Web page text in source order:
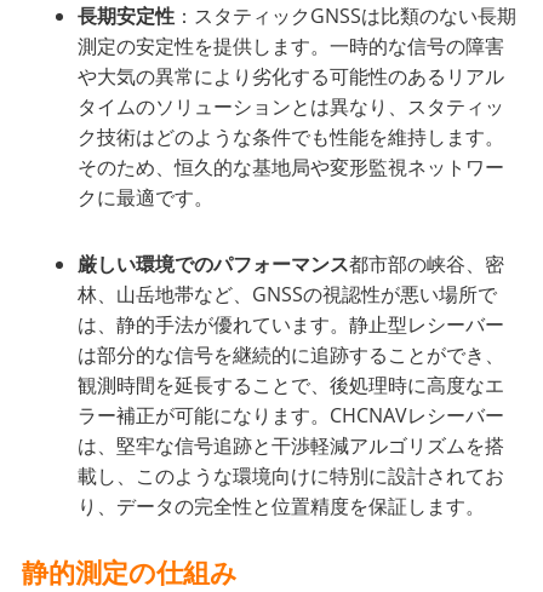
長期安定性 ：スタティックGNSSは比類のない長期
測定の安定性を提供します。一時的な信号の障害
や大気の異常により劣化する可能性のあるリアル
タイムのソリューションとは異なり、スタティッ
ク技術はどのような条件でも性能を維持します。
そのため、恒久的な基地局や変形監視ネットワー
クに最適です。
厳しい環境でのパフォーマンス都市部の峡谷、密
林、山岳地帯など、GNSSの視認性が悪い場所で
は、静的手法が優れています。静止型レシーバー
は部分的な信号を継続的に追跡することができ、
観測時間を延長することで、後処理時に高度なエ
ラー補正が可能になります。CHCNAVレシーバー
は、堅牢な信号追跡と干渉軽減アルゴリズムを搭
載し、このような環境向けに特別に設計されてお
り、データの完全性と位置精度を保証します。
静的測定の仕組み